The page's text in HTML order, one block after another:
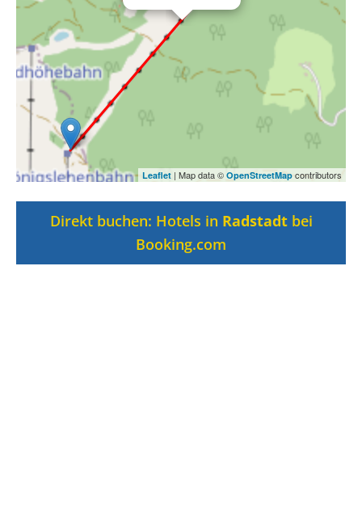
Leaflet | Map data © OpenStreetMap contributors
Direkt buchen: Hotels in Radstadtbei
Booking.com